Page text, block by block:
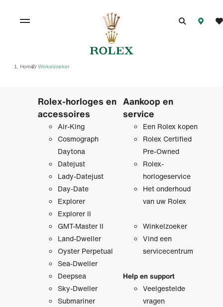
Home/ Winkelzoeker
Rolex-horloges en
accessoires
Air-King
Cosmograph
Daytona
Datejust
Lady-Datejust
Day-Date
Explorer
Explorer II
GMT-Master II
Land-Dweller
Oyster Perpetual
Sea-Dweller
Deepsea
Sky-Dweller
Submariner
Aankoop en
service
Een Rolex kopen
Rolex Certified
Pre‑Owned
Rolex-
horlogeservice
Het onderhoud
van uw Rolex
Winkelzoeker
Vind een
servicecentrum
Help en support
Veelgestelde
vragen